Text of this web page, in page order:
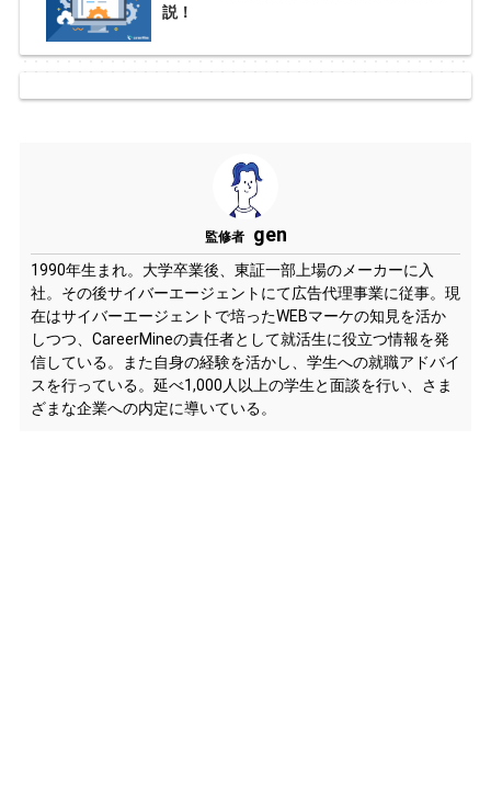
説！
監修者 gen
1990年生まれ。大学卒業後、東証一部上場のメーカーに入
社。その後サイバーエージェントにて広告代理事業に従事。現
在はサイバーエージェントで培ったWEBマーケの知見を活か
しつつ、CareerMineの責任者として就活生に役立つ情報を発
信している。また自身の経験を活かし、学生への就職アドバイ
スを行っている。延べ1,000人以上の学生と面談を行い、さま
ざまな企業への内定に導いている。